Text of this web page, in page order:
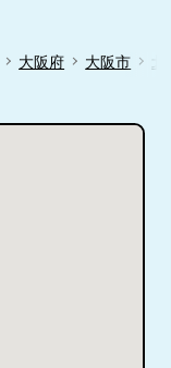
大阪府 大阪市